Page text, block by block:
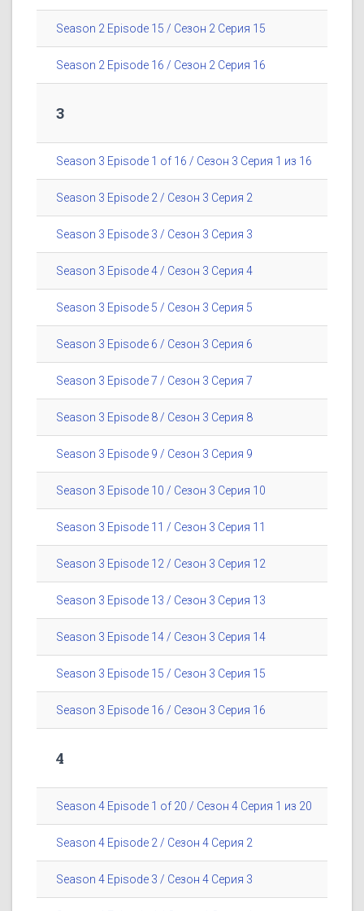
Season 2 Episode 15 / Сезон 2 Серия 15
Season 2 Episode 16 / Сезон 2 Серия 16
3
Season 3 Episode 1 of 16 / Сезон 3 Серия 1 из 16
Season 3 Episode 2 / Сезон 3 Серия 2
Season 3 Episode 3 / Сезон 3 Серия 3
Season 3 Episode 4 / Сезон 3 Серия 4
Season 3 Episode 5 / Сезон 3 Серия 5
Season 3 Episode 6 / Сезон 3 Серия 6
Season 3 Episode 7 / Сезон 3 Серия 7
Season 3 Episode 8 / Сезон 3 Серия 8
Season 3 Episode 9 / Сезон 3 Серия 9
Season 3 Episode 10 / Сезон 3 Серия 10
Season 3 Episode 11 / Сезон 3 Серия 11
Season 3 Episode 12 / Сезон 3 Серия 12
Season 3 Episode 13 / Сезон 3 Серия 13
Season 3 Episode 14 / Сезон 3 Серия 14
Season 3 Episode 15 / Сезон 3 Серия 15
Season 3 Episode 16 / Сезон 3 Серия 16
4
Season 4 Episode 1 of 20 / Сезон 4 Серия 1 из 20
Season 4 Episode 2 / Сезон 4 Серия 2
Season 4 Episode 3 / Сезон 4 Серия 3